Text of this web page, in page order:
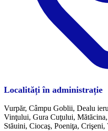
Localități în administrație
Vurpăr, Câmpu Goblii, Dealu
Vinţului, Gura Cuţului,
Stăuini, Ciocaş, Poeniţa,